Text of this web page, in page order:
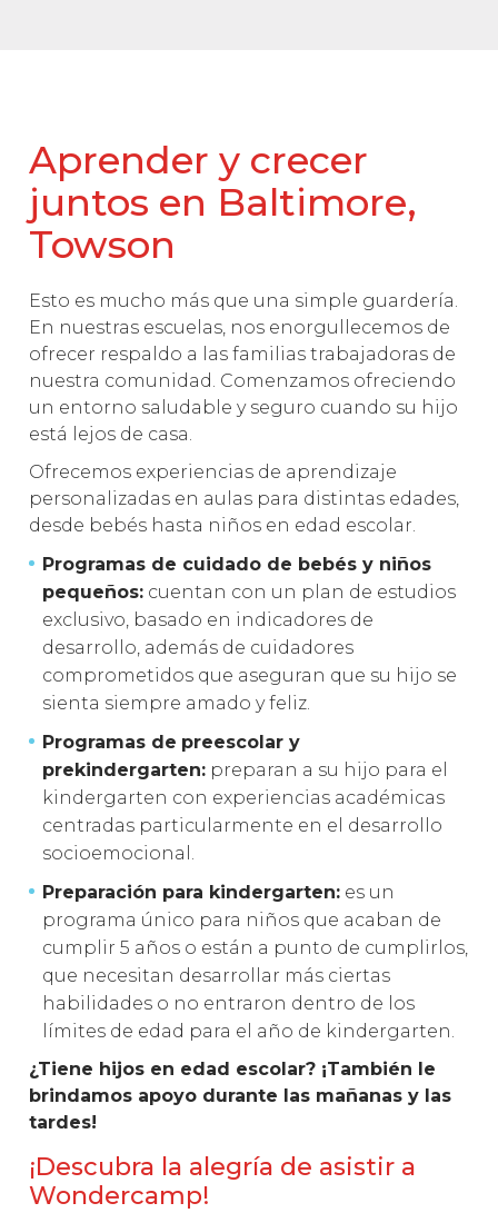
Aprender y crecer
juntos en Baltimore,
Towson
Esto es mucho más que una simple guardería.
En nuestras escuelas, nos enorgullecemos de
ofrecer respaldo a las familias trabajadoras de
nuestra comunidad. Comenzamos ofreciendo
un entorno saludable y seguro cuando su hijo
está lejos de casa.
Ofrecemos experiencias de aprendizaje
personalizadas en aulas para distintas edades,
desde bebés hasta niños en edad escolar.
Programas de cuidado de bebés y niños
pequeños: cuentan con un plan de estudios
exclusivo, basado en indicadores de
desarrollo, además de cuidadores
comprometidos que aseguran que su hijo se
sienta siempre amado y feliz.
Programas de preescolar y
prekindergarten: preparan a su hijo para el
kindergarten con experiencias académicas
centradas particularmente en el desarrollo
socioemocional.
Preparación para kindergarten: es un
programa único para niños que acaban de
cumplir 5 años o están a punto de cumplirlos,
que necesitan desarrollar más ciertas
habilidades o no entraron dentro de los
límites de edad para el año de kindergarten.
¿Tiene hijos en edad escolar? ¡También le
brindamos apoyo durante las mañanas y las
tardes!
¡Descubra la alegría de asistir a
Wondercamp!